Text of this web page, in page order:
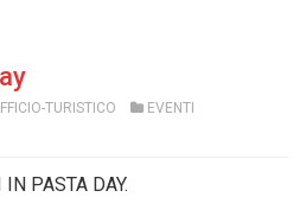
TURISTICO
EVENTI
PASTA DAY.